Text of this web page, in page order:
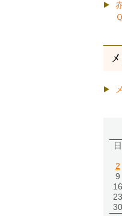
日
2
9
16
23
30